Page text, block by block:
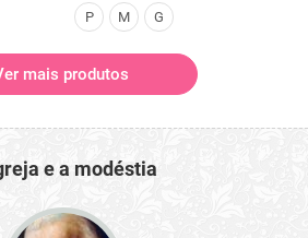
P M G
mais produtos
e a modéstia